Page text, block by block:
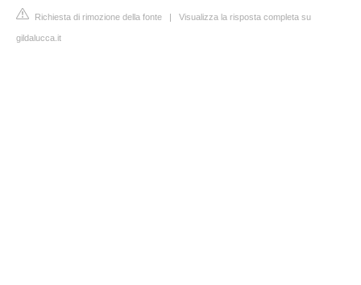
Richiesta di rimozione della fonte | Visualizza la risposta completa su
gildalucca.it